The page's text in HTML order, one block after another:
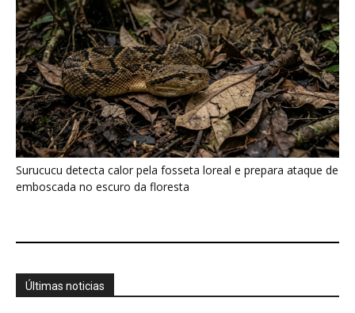
Surucucu detecta calor pela fosseta loreal e prepara ataque de
emboscada no escuro da floresta
Últimas noticias